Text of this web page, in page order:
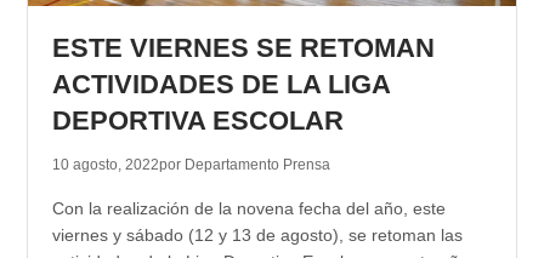
ESTE VIERNES SE RETOMAN
ACTIVIDADES DE LA LIGA
DEPORTIVA ESCOLAR
10 agosto, 2022por Departamento Prensa
Con la realización de la novena fecha del año, este
viernes y sábado (12 y 13 de agosto), se retoman las